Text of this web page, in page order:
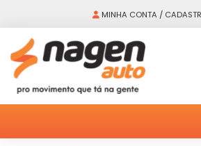
MINHA CONTA /